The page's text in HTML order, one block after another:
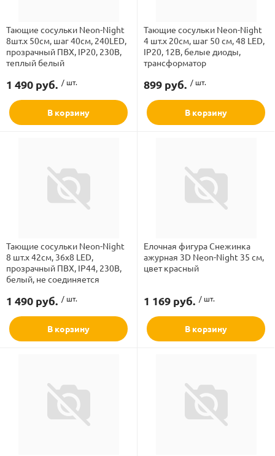
Тающие сосульки Neon-Night
8шт.х 50см, шаг 40см, 240LED,
прозрачный ПВХ, IP20, 230В,
теплый белый
1 490 руб. / шт.
В корзину
Тающие сосульки Neon-Night
4 шт.х 20см, шаг 50 см, 48 LED,
IP20, 12В, белые диоды,
трансформатор
899 руб. / шт.
В корзину
Тающие сосульки Neon-Night
8 шт.х 42см, 36х8 LED,
прозрачный ПВХ, IP44, 230В,
белый, не соединяется
1 490 руб. / шт.
В корзину
Елочная фигура Снежинка
ажурная 3D Neon-Night 35 см,
цвет красный
1 169 руб. / шт.
В корзину